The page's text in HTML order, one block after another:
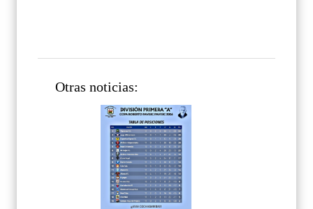
Otras noticias: